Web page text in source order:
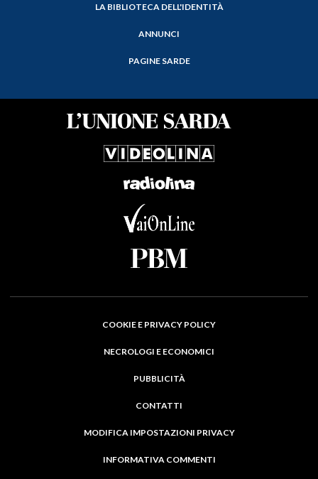
LA BIBLIOTECA DELL'IDENTITÀ
ANNUNCI
PAGINE SARDE
COOKIE E PRIVACY POLICY
NECROLOGI E ECONOMICI
PUBBLICITÀ
CONTATTI
MODIFICA IMPOSTAZIONI PRIVACY
INFORMATIVA COMMENTI